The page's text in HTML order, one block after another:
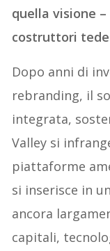
quella visione
costruttori
Dopo anni di
rebranding, il
integrata,
Valley si
piattaforme
si inserisce in
ancora
capitali,